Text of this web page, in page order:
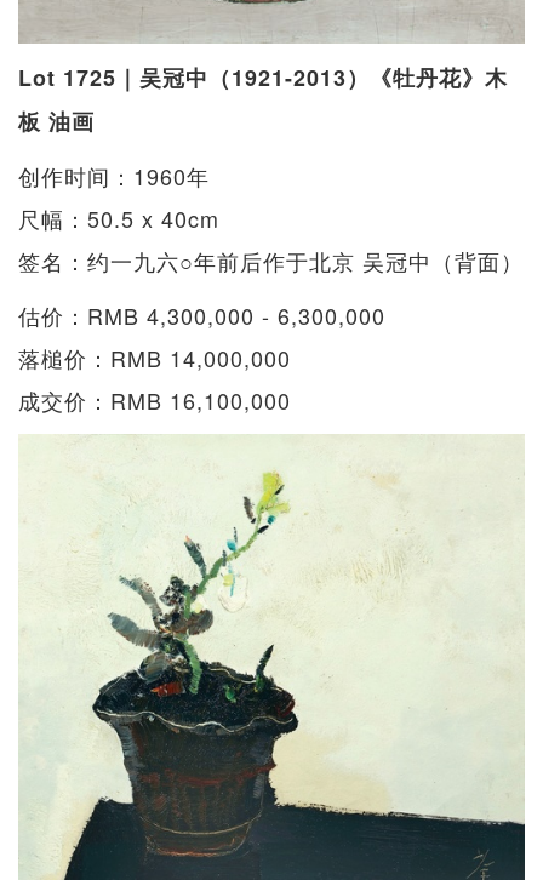
Lot 1725｜吴冠中（1921-2013）《牡丹花》木
板 油画
创作时间：1960年
尺幅：50.5 x 40cm
签名：约一九六○年前后作于北京 吴冠中（背面）
估价：RMB 4,300,000 - 6,300,000
落槌价：RMB 14,000,000
成交价：RMB 16,100,000